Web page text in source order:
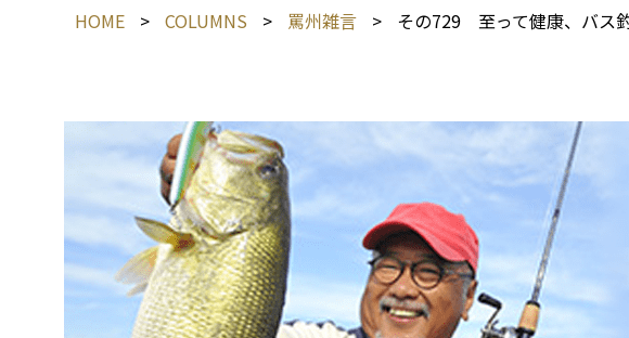
HOME > COLUMNS > 罵州雑言 > その729 至って健康、バス